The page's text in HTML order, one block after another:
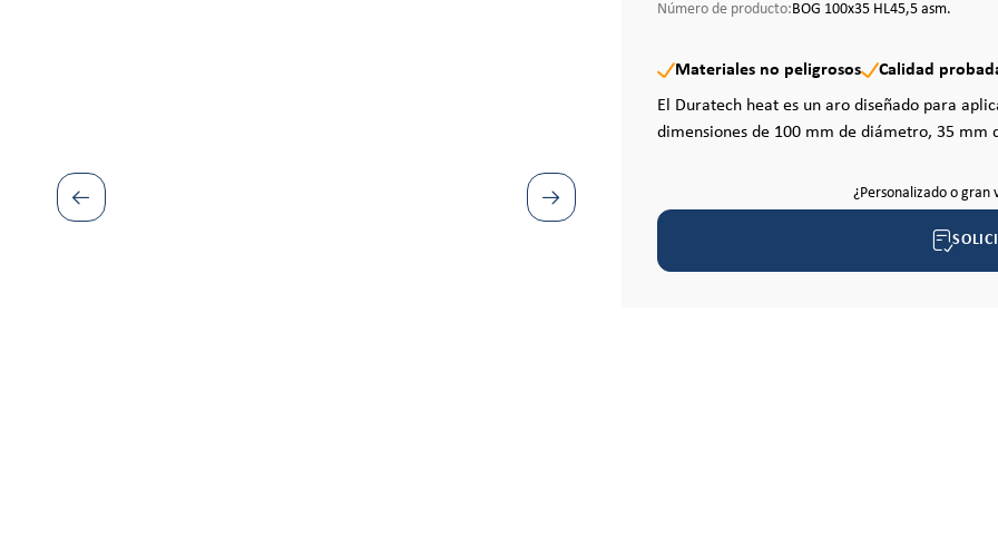
Número de producto:BOG 100x35 HL45,5 asm.
Materiales no peligrosos
Calidad
El Duratech heat es un aro diseñado para
dimensiones de 100 mm de diámetro, 35 mm
¿Personalizado o gran